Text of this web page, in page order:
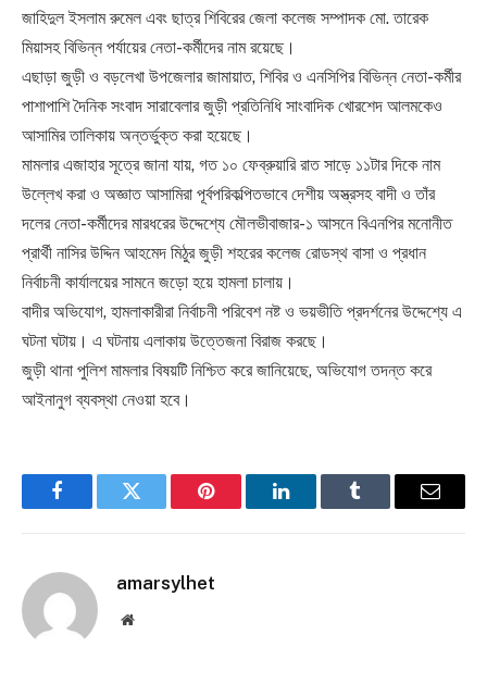
জাহিদুল ইসলাম রুমেল এবং ছাত্র শিবিরের জেলা কলেজ সম্পাদক মো. তারেক
মিয়াসহ বিভিন্ন পর্যায়ের নেতা-কর্মীদের নাম রয়েছে।
এছাড়া জুড়ী ও বড়লেখা উপজেলার জামায়াত, শিবির ও এনসিপির বিভিন্ন নেতা-কর্মীর
পাশাপাশি দৈনিক সংবাদ সারাবেলার জুড়ী প্রতিনিধি সাংবাদিক খোরশেদ আলমকেও
আসামির তালিকায় অন্তর্ভুক্ত করা হয়েছে।
মামলার এজাহার সূত্রে জানা যায়, গত ১০ ফেব্রুয়ারি রাত সাড়ে ১১টার দিকে নাম
উল্লেখ করা ও অজ্ঞাত আসামিরা পূর্বপরিকল্পিতভাবে দেশীয় অস্ত্রসহ বাদী ও তাঁর
দলের নেতা-কর্মীদের মারধরের উদ্দেশ্যে মৌলভীবাজার-১ আসনে বিএনপির মনোনীত
প্রার্থী নাসির উদ্দিন আহমেদ মিঠুর জুড়ী শহরের কলেজ রোডস্থ বাসা ও প্রধান
নির্বাচনী কার্যালয়ের সামনে জড়ো হয়ে হামলা চালায়।
বাদীর অভিযোগ, হামলাকারীরা নির্বাচনী পরিবেশ নষ্ট ও ভয়ভীতি প্রদর্শনের উদ্দেশ্যে এ
ঘটনা ঘটায়। এ ঘটনায় এলাকায় উত্তেজনা বিরাজ করছে।
জুড়ী থানা পুলিশ মামলার বিষয়টি নিশ্চিত করে জানিয়েছে, অভিযোগ তদন্ত করে
আইনানুগ ব্যবস্থা নেওয়া হবে।
FacebookTwitter Pinterest LinkedInTumblr Email
amarsylhet
Website